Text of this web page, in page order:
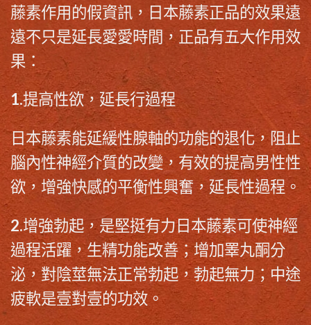
藤素作用的假資訊，日本藤素正品的效果遠
遠不只是延長愛愛時間，正品有五大作用效
果：
1.提高性欲，延長行過程
日本藤素能延緩性腺軸的功能的退化，阻止
腦內性神經介質的改變，有效的提高男性性
欲，增強快感的平衡性興奮，延長性過程。
2.增強勃起，是堅挺有力日本藤素可使神經
過程活躍，生精功能改善；增加睪丸酮分
泌，對陰莖無法正常勃起，勃起無力；中途
疲軟是壹對壹的功效。